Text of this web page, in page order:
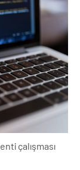
çalışması